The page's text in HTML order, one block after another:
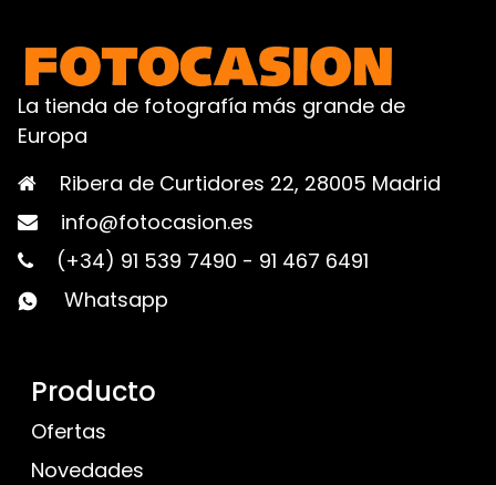
La tienda de fotografía más grande de
Europa
Ribera de Curtidores 22, 28005 Madrid
info@fotocasion.es
(+34) 91 539 7490 - 91 467 6491
Whatsapp
Producto
Ofertas
Novedades